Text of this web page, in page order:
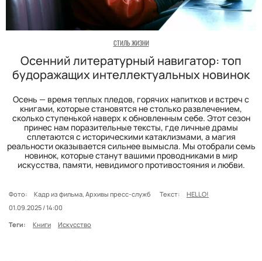
СТИЛЬ ЖИЗНИ
Осенний литературный навигатор: топ
будоражащих интеллектуальных новинок
Осень — время теплых пледов, горячих напитков и встреч с
книгами, которые становятся не столько развлечением,
сколько ступенькой наверх к обновленным себе. Этот сезон
принес нам поразительные тексты, где личные драмы
сплетаются с историческими катаклизмами, а магия
реальности оказывается сильнее вымысла. Мы отобрали семь
новинок, которые станут вашими проводниками в мир
искусства, памяти, невидимого противостояния и любви.
Фото: Кадр из фильма, Архивы пресс-служб Текст:
HELLO!
01.09.2025 / 14:00
Теги:
Книги Искусство